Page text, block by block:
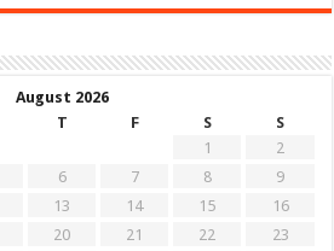
August 2026
T F S
S
1
2
6 7 8
9
13 14 15
16
20 21 22
23